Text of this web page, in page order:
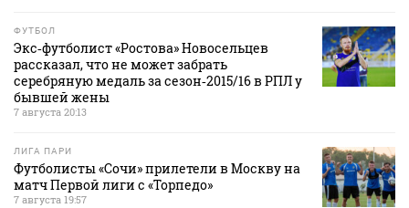
ФУТБОЛ
Экс‑футболист «Ростова» Новосельцев
рассказал, что не может забрать
серебряную медаль за сезон‑2015/16 в РПЛ у
бывшей жены
7 августа 20:13
ЛИГА ПАРИ
Футболисты «Сочи» прилетели в Москву на
матч Первой лиги с «Торпедо»
7 августа 19:57